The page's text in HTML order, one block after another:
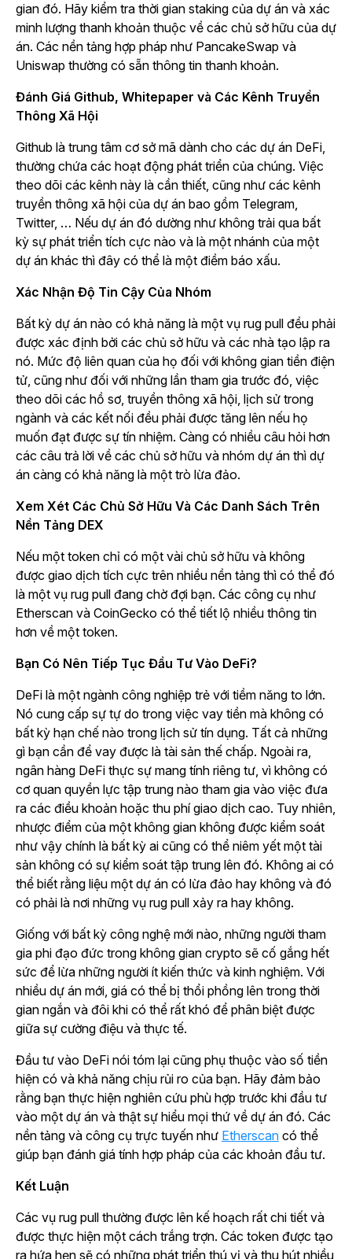
gian đó. Hãy kiểm tra thời gian staking của dự án và xác
minh lượng thanh khoản thuộc về các chủ sở hữu của dự
án. Các nền tảng hợp pháp như PancakeSwap và
Uniswap thường có sẵn thông tin thanh khoản.
Đánh Giá Github, Whitepaper và Các Kênh Truyền
Thông Xã Hội
Github là trung tâm cơ sở mã dành cho các dự án DeFi,
thường chứa các hoạt động phát triển của chúng. Việc
theo dõi các kênh này là cần thiết, cũng như các kênh
truyền thông xã hội của dự án bao gồm Telegram,
Twitter, … Nếu dự án đó dường như không trải qua bất
kỳ sự phát triển tích cực nào và là một nhánh của một
dự án khác thì đây có thể là một điềm báo xấu.
Xác Nhận Độ Tin Cậy Của Nhóm
Bất kỳ dự án nào có khả năng là một vụ rug pull đều phải
được xác định bởi các chủ sở hữu và các nhà tạo lập ra
nó. Mức độ liên quan của họ đối với không gian tiền điện
tử, cũng như đối với những lần tham gia trước đó, việc
theo dõi các hồ sơ, truyền thông xã hội, lịch sử trong
ngành và các kết nối đều phải được tăng lên nếu họ
muốn đạt được sự tín nhiệm. Càng có nhiều câu hỏi hơn
các câu trả lời về các chủ sở hữu và nhóm dự án thì dự
án càng có khả năng là một trò lừa đảo.
Xem Xét Các Chủ Sở Hữu Và Các Danh Sách Trên
Nền Tảng DEX
Nếu một token chỉ có một vài chủ sở hữu và không
được giao dịch tích cực trên nhiều nền tảng thì có thể đó
là một vụ rug pull đang chờ đợi bạn. Các công cụ như
Etherscan và CoinGecko có thể tiết lộ nhiều thông tin
hơn về một token.
Bạn Có Nên Tiếp Tục Đầu Tư Vào DeFi?
DeFi là một ngành công nghiệp trẻ với tiềm năng to lớn.
Nó cung cấp sự tự do trong việc vay tiền mà không có
bất kỳ hạn chế nào trong lịch sử tín dụng. Tất cả những
gì bạn cần để vay được là tài sản thế chấp. Ngoài ra,
ngân hàng DeFi thực sự mang tính riêng tư, vì không có
cơ quan quyền lực tập trung nào tham gia vào việc đưa
ra các điều khoản hoặc thu phí giao dịch cao. Tuy nhiên,
nhược điểm của một không gian không được kiểm soát
như vậy chính là bất kỳ ai cũng có thể niêm yết một tài
sản không có sự kiểm soát tập trung lên đó. Không ai có
thể biết rằng liệu một dự án có lừa đảo hay không và đó
có phải là nơi những vụ rug pull xảy ra hay không.
Giống với bất kỳ công nghệ mới nào, những người tham
gia phi đạo đức trong không gian crypto sẽ cố gắng hết
sức để lừa những người ít kiến thức và kinh nghiệm. Với
nhiều dự án mới, giá có thể bị thổi phồng lên trong thời
gian ngắn và đôi khi có thể rất khó để phân biệt được
giữa sự cường điệu và thực tế.
Đầu tư vào DeFi nói tóm lại cũng phụ thuộc vào số tiền
hiện có và khả năng chịu rủi ro của bạn. Hãy đảm bảo
rằng bạn thực hiện nghiên cứu phù hợp trước khi đầu tư
vào một dự án và thật sự hiểu mọi thứ về dự án đó. Các
nền tảng và công cụ trực tuyến như Etherscan có thể
giúp bạn đánh giá tính hợp pháp của các khoản đầu tư.
Kết Luận
Các vụ rug pull thường được lên kế hoạch rất chi tiết và
được thực hiện một cách trắng trợn. Các token được tạo
ra hứa hẹn sẽ có những phát triển thú vị và thu hút nhiều